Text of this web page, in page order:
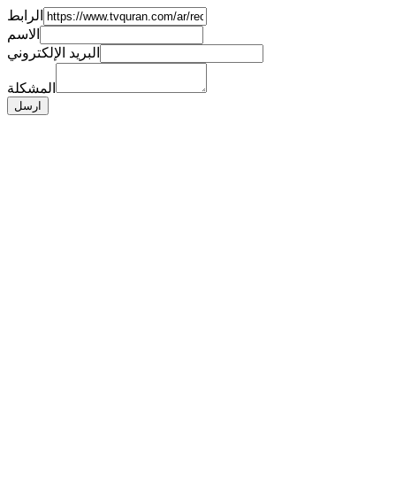
الرابط
الاسم
البريد الإلكتروني
المشكلة
ارسل